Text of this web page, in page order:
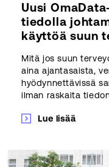
Uusi
tiedolla
käyttöä suun
Mitä jos suun
aina ajantasaista,
hyödynnettävissä
ilman raskaita
Lue lisää